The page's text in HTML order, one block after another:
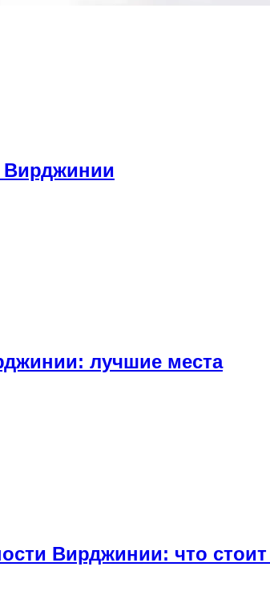
Вирджинии
лучшие места
Вирджинии: что